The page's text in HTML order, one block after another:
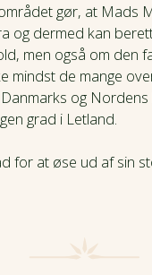
gør, at Mads
og dermed kan
men også om den
mindst de mange
og
grad i Letland.
for at øse ud af sin